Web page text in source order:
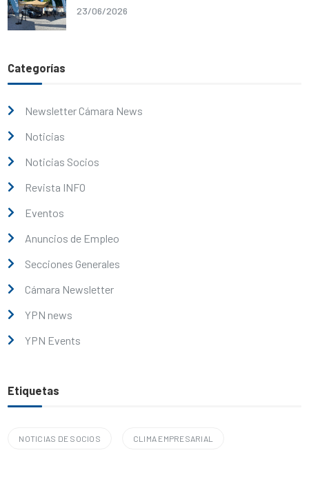
23/06/2026
Categorías
Newsletter Cámara News
Noticias
Noticias Socios
Revista INFO
Eventos
Anuncios de Empleo
Secciones Generales
Cámara Newsletter
YPN news
YPN Events
Etiquetas
NOTICIAS DE SOCIOS CLIMA EMPRESARIAL